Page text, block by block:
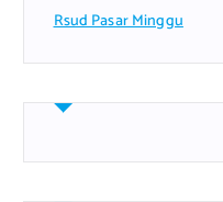
Rsud Pasar Minggu